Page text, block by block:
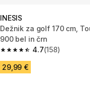
INESIS
Dežnik za golf 170 cm,
900 bel in črn
4.7
4.7 od 5 zvezdic from 158
(158)
29,99 €